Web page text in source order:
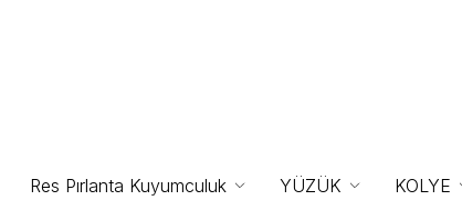
Res Pırlanta Kuyumculuk YÜZÜK KOLYE